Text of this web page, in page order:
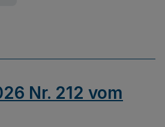
Nr. 212 vom